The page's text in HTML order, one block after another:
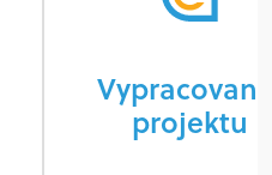
projektu